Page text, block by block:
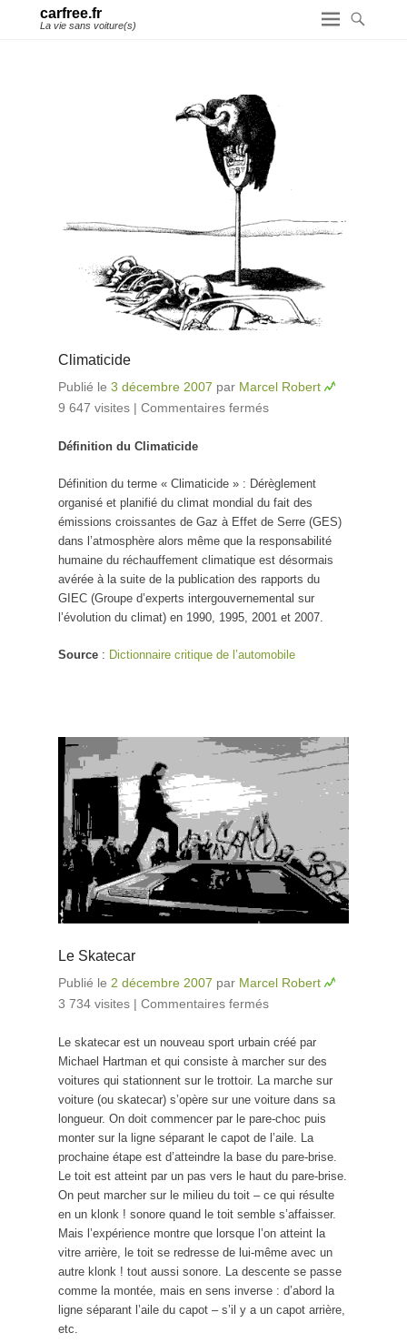
carfree.fr
La vie sans voiture(s)
Climaticide
Publié le 3 décembre 2007 par Marcel Robert
9 647 visites | Commentaires fermés
Définition du Climaticide
Définition du terme « Climaticide » : Dérèglement
organisé et planifié du climat mondial du fait des
émissions croissantes de Gaz à Effet de Serre (GES)
dans l’atmosphère alors même que la responsabilité
humaine du réchauffement climatique est désormais
avérée à la suite de la publication des rapports du
GIEC (Groupe d’experts intergouvernemental sur
l’évolution du climat) en 1990, 1995, 2001 et 2007.
Source : Dictionnaire critique de l’automobile
Le Skatecar
Publié le 2 décembre 2007 par Marcel Robert
3 734 visites | Commentaires fermés
Le skatecar est un nouveau sport urbain créé par
Michael Hartman et qui consiste à marcher sur des
voitures qui stationnent sur le trottoir. La marche sur
voiture (ou skatecar) s’opère sur une voiture dans sa
longueur. On doit commencer par le pare-choc puis
monter sur la ligne séparant le capot de l’aile. La
prochaine étape est d’atteindre la base du pare-brise.
Le toit est atteint par un pas vers le haut du pare-brise.
On peut marcher sur le milieu du toit – ce qui résulte
en un klonk ! sonore quand le toit semble s’affaisser.
Mais l’expérience montre que lorsque l’on atteint la
vitre arrière, le toit se redresse de lui-même avec un
autre klonk ! tout aussi sonore. La descente se passe
comme la montée, mais en sens inverse : d’abord la
ligne séparant l’aile du capot – s’il y a un capot arrière,
etc.